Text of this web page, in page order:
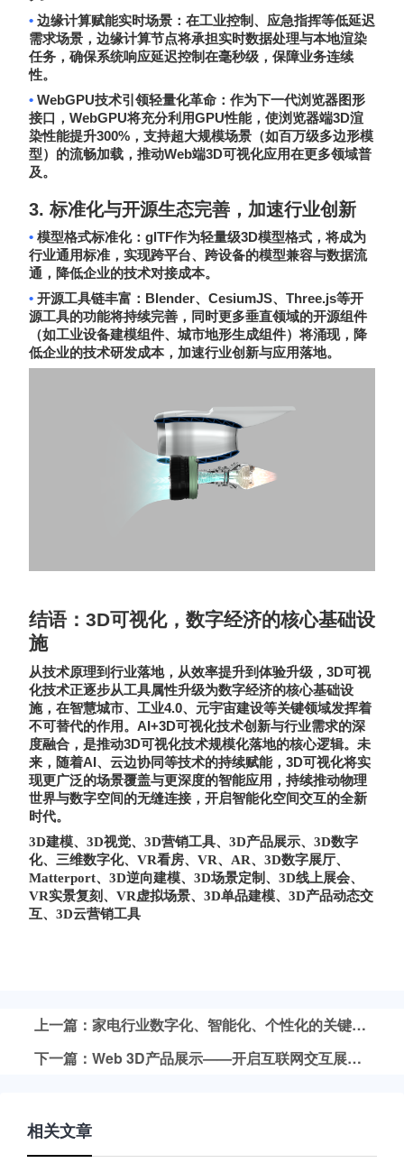
• 边缘计算赋能实时场景 ：在工业控制、应急指挥等低延迟
需求场景，边缘计算节点将承担实时数据处理与本地渲染
任务，确保系统响应延迟控制在毫秒级，保障业务连续
性。
• WebGPU技术引领轻量化革命 ：作为下一代浏览器图形
接口， WebGPU将充分利用GPU性能，使浏览器端3D渲
染性能提升300% ，支持超大规模场景（如百万级多边形模
型）的流畅加载，推动Web端3D可视化应用在更多领域普
及。
3.标准化与开源生态完善，加速行业创新
• 模型格式标准化： glTF作为轻量级3D模型格式，将成为
行业通用标准，实现跨平台、跨设备的模型兼容与数据流
通，降低企业的技术对接成本。
• 开源工具链丰富 ： Blender、 CesiumJS、 Three.js等开
源工具的功能将持续完善，同时更多垂直领域的开源组件
（如工业设备建模组件、城市地形生成组件）将涌现，降
低企业的技术研发成本，加速行业创新与应用落地。
结语： 3D可视化，数字经济的核心基础设
施
从技术原理到行业落地，从效率提升到体验升级， 3D可视
化技术正逐步从工具属性升级为数字经济的核心基础设
施，在智慧城市、工业4.0、元宇宙建设等关键领域发挥着
不可替代的作用。 AI+3D可视化技术创新与行业需求的深
度融合，是推动3D可视化技术规模化落地的核心逻辑。未
来，随着AI、云边协同等技术的持续赋能， 3D可视化将实
现更广泛的场景覆盖与更深度的智能应用，持续推动物理
世界与数字空间的无缝连接，开启智能化空间交互的全新
时代。
3D建模、3D视觉、3D营销工具、3D产品展示、3D数字
化、三维数字化、VR看房、VR、AR、3D数字展厅、
Matterport、3D逆向建模、3D场景定制、3D线上展会、
VR实景复刻、VR虚拟场景、3D单品建模、3D产品动态交
互、3D云营销工具
上一篇：家电行业数字化、智能化、个性化的关键，解锁市场竞争力的全新路径
下一篇：Web 3D产品展示——开启互联网交互展示新范式
相关文章